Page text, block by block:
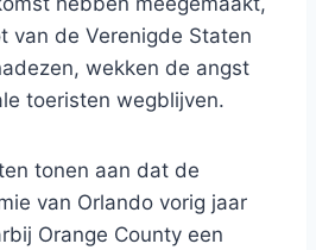
van de Verenigde Staten
wekken de angst
toeristen wegblijven.
tonen aan dat de
van Orlando vorig jaar
Orange County een